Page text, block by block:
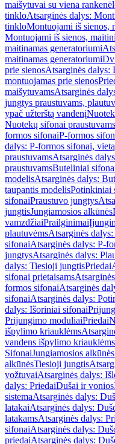
maišytuvai su viena
tinkloAtsarginės dalys:
tinkloMontuojami iš sienos,
Montuojami iš sienos,
maitinamas generatoriumi
maitinamas generatoriumi
prie sienosAtsarginės dalys:
montuojamas prie sienos
maišytuvamsAtsarginės
jungtys praustuvams,
ypač užterštą vandenį
Nuotekų sifonai praustuvams
formos sifonaiP-formos
dalys: P-formos sifonai,
praustuvamsAtsarginės
praustuvamsButeliniai
modelisAtsarginės dalys:
taupantis modelisPotinkiniai
sifonaiPraustuvo jungtys
jungtisJungiamosios alkūnės
vamzdžiaiPrailginimai
plautuvėmsAtsarginės
sifonaiAtsarginės dalys: P-
jungtysAtsarginės dalys:
dalys: Tiesioji jungtisPriedai
sifonai prietaisams
formos sifonaiAtsarginės
sifonaiAtsarginės dalys:
dalys: Išoriniai sifonai
Prijungimo moduliaiPriedai
išpylimo kriauklėms
vandens išpylimo kriauklėms
SifonaiJungiamosios alkūnės
alkūnėsTiesioji jungtis
vožtuvaiAtsarginės dalys:
dalys: PriedaiDušai ir vonios
sistemaAtsarginės dalys:
latakaiAtsarginės dalys:
latakamsAtsarginės dalys:
sifonaiAtsarginės dalys:
priedaiAtsarginės dalys: